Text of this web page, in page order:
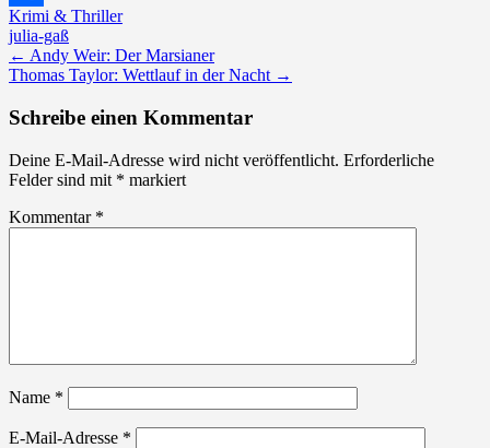
Teilen
Krimi & Thriller
julia-gaß
Post
navigation
← Andy Weir: Der Marsianer
Thomas Taylor: Wettlauf in der Nacht →
Schreibe einen Kommentar
Deine E-Mail-Adresse wird nicht veröffentlicht. Erforderliche
Felder sind mit * markiert
Kommentar *
Name *
E-Mail-Adresse *